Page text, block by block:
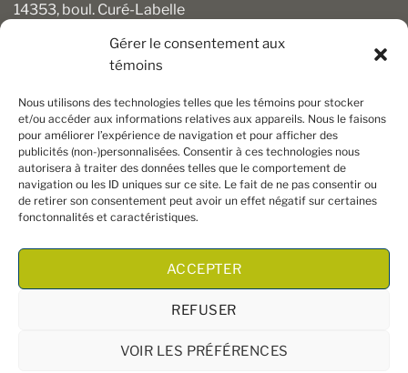
Gérer le consentement aux
témoins
Nous utilisons des technologies telles que les témoins pour stocker
et/ou accéder aux informations relatives aux appareils. Nous le faisons
pour améliorer l’expérience de navigation et pour afficher des
publicités (non-)personnalisées. Consentir à ces technologies nous
autorisera à traiter des données telles que le comportement de
navigation ou les ID uniques sur ce site. Le fait de ne pas consentir ou
de retirer son consentement peut avoir un effet négatif sur certaines
fonctonnalités et caractéristiques.
ACCEPTER
REFUSER
VOIR LES PRÉFÉRENCES
14353, boul. Curé-Labelle
clients@boiseriesalgonquin.com
HEURES D’OUVERTURE
Lundi au vendredi : 6 h 30 à 17 h 30
Samedi : 8 h à 17 h
Dimanche : Fermé